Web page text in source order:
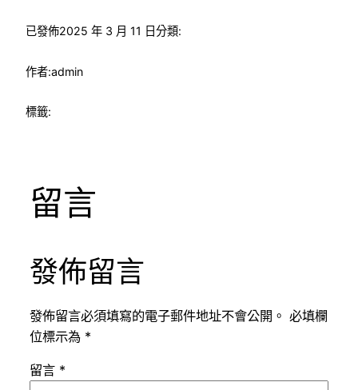
已發佈2025 年 3 月 11 日分類:
作者:admin
標籤:
留言
發佈留言
發佈留言必須填寫的電子郵件地址不會公開。 必填欄
位標示為 *
留言 *